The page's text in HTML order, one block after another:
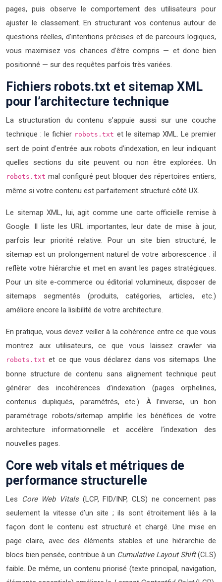
pages, puis observe le comportement des utilisateurs pour
ajuster le classement. En structurant vos contenus autour de
questions réelles, d’intentions précises et de parcours logiques,
vous maximisez vos chances d’être compris — et donc bien
positionné — sur des requêtes parfois très variées.
Fichiers robots.txt et sitemap XML
pour l’architecture technique
La structuration du contenu s’appuie aussi sur une couche
technique : le fichier robots.txt et le sitemap XML. Le premier
sert de point d’entrée aux robots d’indexation, en leur indiquant
quelles sections du site peuvent ou non être explorées. Un
robots.txt mal configuré peut bloquer des répertoires entiers,
même si votre contenu est parfaitement structuré côté UX.
Le sitemap XML, lui, agit comme une carte officielle remise à
Google. Il liste les URL importantes, leur date de mise à jour,
parfois leur priorité relative. Pour un site bien structuré, le
sitemap est un prolongement naturel de votre arborescence : il
reflète votre hiérarchie et met en avant les pages stratégiques.
Pour un site e-commerce ou éditorial volumineux, disposer de
sitemaps segmentés (produits, catégories, articles, etc.)
améliore encore la lisibilité de votre architecture.
En pratique, vous devez veiller à la cohérence entre ce que vous
montrez aux utilisateurs, ce que vous laissez crawler via
robots.txt et ce que vous déclarez dans vos sitemaps. Une
bonne structure de contenu sans alignement technique peut
générer des incohérences d’indexation (pages orphelines,
contenus dupliqués, paramétrés, etc.). À l’inverse, un bon
paramétrage robots/sitemap amplifie les bénéfices de votre
architecture informationnelle et accélère l’indexation des
nouvelles pages.
Core web vitals et métriques de
performance structurelle
Les Core Web Vitals(LCP, FID/INP, CLS) ne concernent pas
seulement la vitesse d’un site ; ils sont étroitement liés à la
façon dont le contenu est structuré et chargé. Une mise en
page claire, avec des éléments stables et une hiérarchie de
blocs bien pensée, contribue à un Cumulative Layout Shift(CLS)
faible. De même, un contenu priorisé (texte principal, navigation,